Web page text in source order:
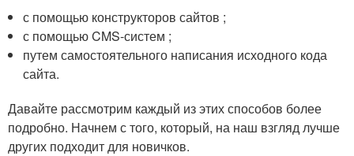
с помощью конструкторов сайтов ;
с помощью CMS-систем ;
путем самостоятельного написания исходного кода
сайта.
Давайте рассмотрим каждый из этих способов более
подробно. Начнем с того, который, на наш взгляд лучше
других подходит для новичков.